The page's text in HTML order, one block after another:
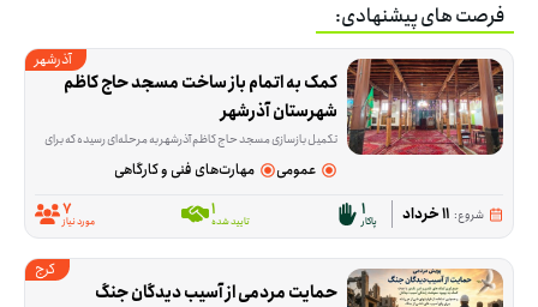
فرصت های پیشنهادی:
آذرشهر
شهرستان آذرشهر
تکمیل بازسازی مسجد حاج کاظم آذرشهر به مرحله‌ای رسیده که برای ادامه‌ی کار، هم کمک مالی لازم است و هم حضور داوطلبانی که در کارهای اجرایی ساختمان مهارت دارند. این
عمومی مهارت‌های فنی و کارگاهی
شروع: 11 خرداد 1پاکار 1تایید شده 7
مورد نیاز
کرج
حمایت مردمی از آسیب‌ دیدگان جنگ